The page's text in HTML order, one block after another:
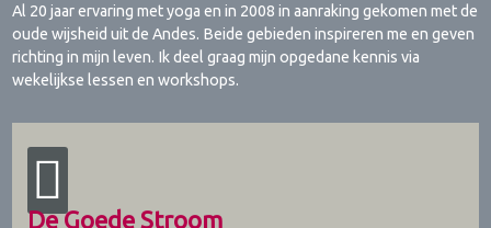
Al 20 jaar ervaring met yoga en in 2008 in aanraking gekomen met de
oude wijsheid uit de Andes. Beide gebieden inspireren me en geven
richting in mijn leven. Ik deel graag mijn opgedane kennis via
wekelijkse lessen en workshops.
De Goede Stroom